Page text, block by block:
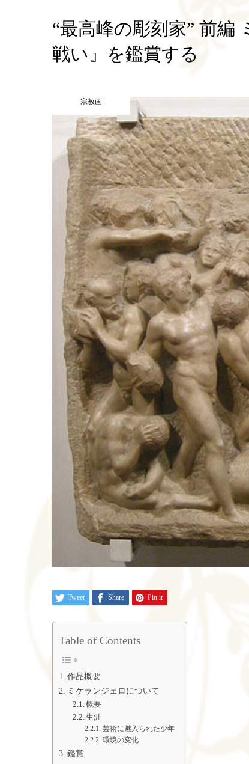
“最高峰の彫刻家” 前編
戦い』を鑑賞する
宗教画
Tweet Share Pin it
Table of Contents
作品概要
ミケランジェロについて
概要
生涯
芸術に魅入られた少年
環境の変化
鑑賞